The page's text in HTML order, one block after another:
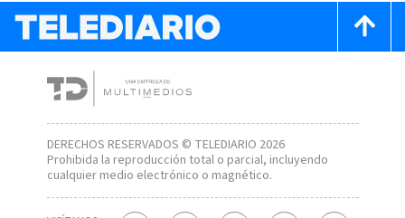
DERECHOS RESERVADOS © TELEDIARIO 2026
Prohibida la reproducción total o parcial, incluyendo
cualquier medio electrónico o magnético.